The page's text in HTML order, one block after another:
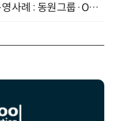
B2B에서 B2C까지, 현장 실제 운영사례 : 동원그룹·OCI·다이닝브랜즈그룹·당근 (8/27)